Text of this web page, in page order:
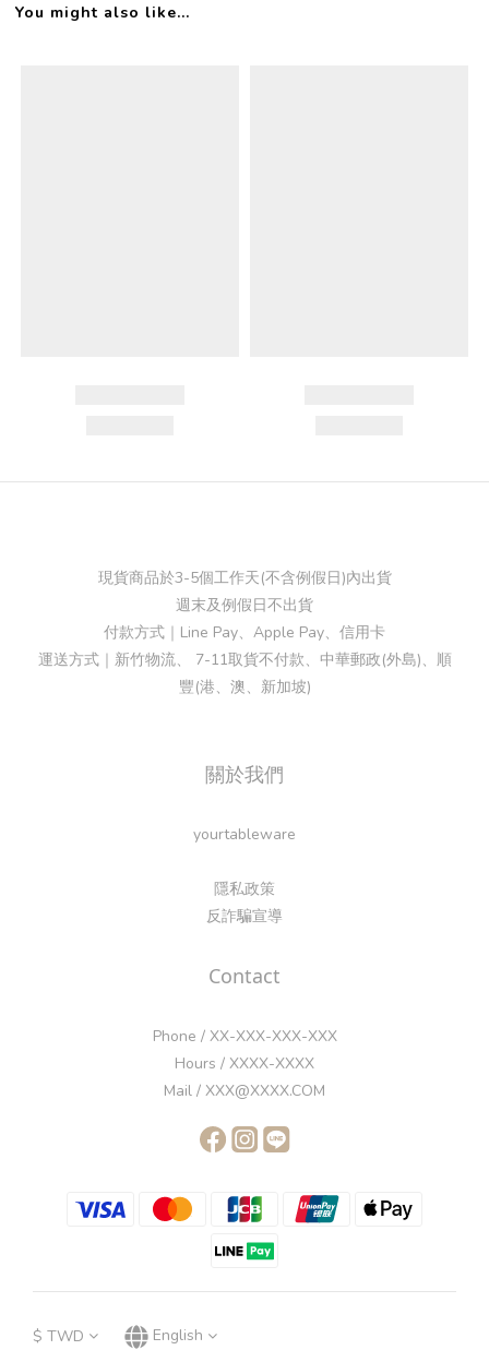
You might also like...
現貨商品於3-5個工作天(不含例假日)內出貨
週末及例假日不出貨
付款方式｜Line Pay、Apple Pay、信用卡
運送方式｜新竹物流、 7-11取貨不付款、中華郵政(外島)、順
豐(港、澳、新加坡)
關於我們
yourtableware
隱私政策
反詐騙宣導
Contact
Phone / XX-XXX-XXX-XXX
Hours / XXXX-XXXX
Mail / XXX@XXXX.COM
$ TWD English